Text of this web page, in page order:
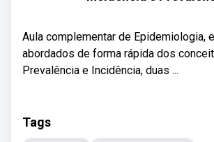
Aula complementar de Epidemiologia,
abordados de forma rápida dos
Prevalência e Incidência, duas ...
Tags